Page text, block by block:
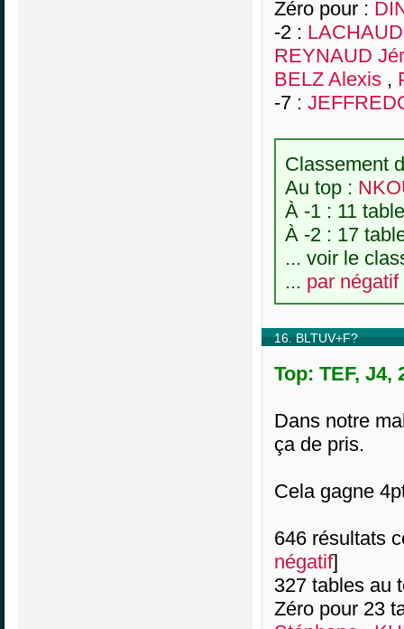
Zéro pour :
-2 :
REYNAUD
BELZ Alexis ,
-7 :
Classement
Au top :
À -1 : 11
À -2 : 17
... voir le
... par négatif
16. BLTUV+F?
Top: TEF, J4,
Dans notre
ça de pris.
Cela gagne
646 résultats
négatif]
327 tables au
Zéro pour 23